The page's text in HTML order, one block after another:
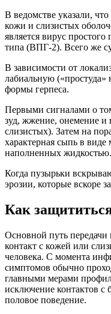
В ведомстве указали,
кожи и слизистых
является вирус
типа (ВПГ-2). Всего же
В зависимости от
лабиальную («простуда»
формы герпеса.
Первыми сигналами о
зуд, жжение, онемение и
слизистых). Затем на
характерная сыпь в
наполненных жидкостью.
Когда пузырьки
эрозии, которые вскоре
Как
Основной путь
контакт с кожей или
человека. С момента
симптомов обычно
главными мерами
исключение контактов с
половое поведение.